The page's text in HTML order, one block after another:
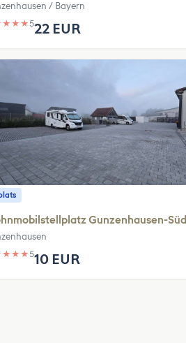
/ Bayern
★ ★ ★522 EUR
Gunzenhausen-Süd
★ ★ ★510 EUR